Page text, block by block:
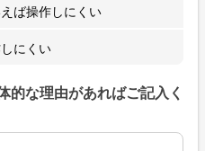
ば操作しにくい
にくい
的な理由があればご記入く
的な理由があればご記入くだ